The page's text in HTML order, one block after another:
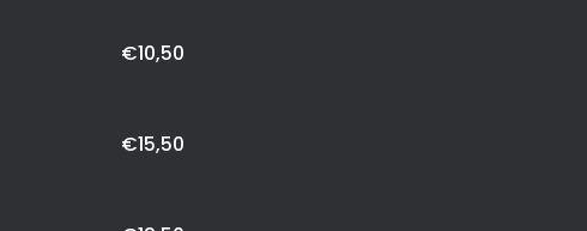
€10,50
€15,50